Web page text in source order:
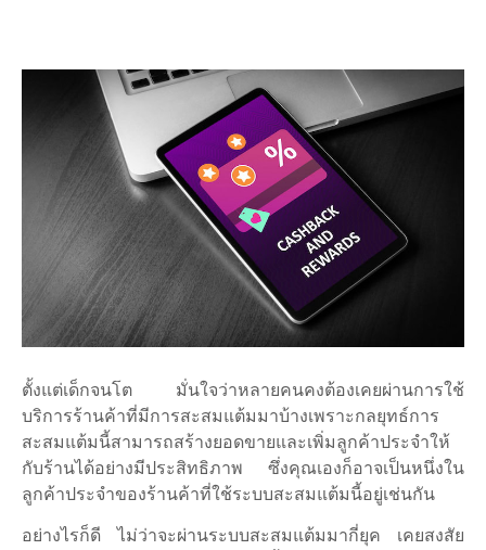
ตั้งแต่เด็กจนโต มั่นใจว่าหลายคนคงต้องเคยผ่านการใช้
บริการร้านค้าที่มีการสะสมแต้มมาบ้างเพราะกลยุทธ์การ
สะสมแต้มนี้สามารถสร้างยอดขายและเพิ่มลูกค้าประจำให้
กับร้านได้อย่างมีประสิทธิภาพ ซึ่งคุณเองก็อาจเป็นหนึ่งใน
ลูกค้าประจำของร้านค้าที่ใช้ระบบสะสมแต้มนี้อยู่เช่นกัน
อย่างไรก็ดี ไม่ว่าจะผ่านระบบสะสมแต้มมากี่ยุค เคยสงสัย